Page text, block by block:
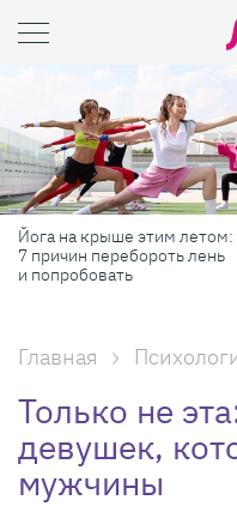
Йога на крыше этим летом:
7 причин перебороть лень
и попробовать
Главная
Только не
девушек,
мужчины